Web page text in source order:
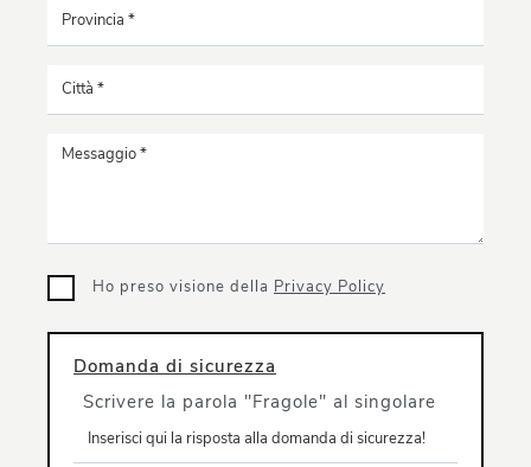
Ho preso visione della Privacy Policy
Domanda di sicurezza
Scrivere la parola "Fragole" al singolare